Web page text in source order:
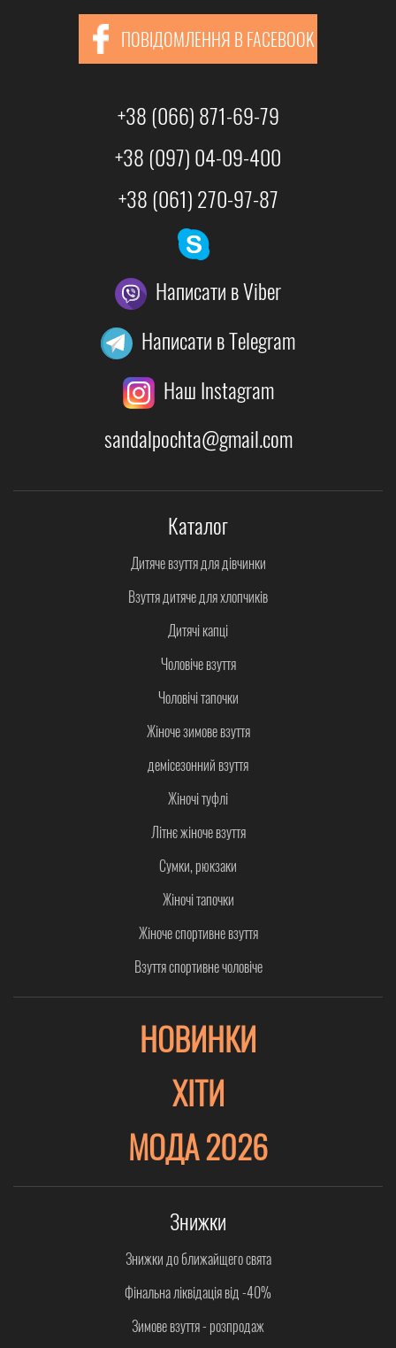
ПОВІДОМЛЕННЯ В FACEBOOK
+38 (066) 871-69-79
+38 (097) 04-09-400
+38 (061) 270-97-87
Написати в Viber
Написати в Telegram
Наш Instagram
sandalpochta@gmail.com
Каталог
Дитяче взуття для дівчинки
Взуття дитяче для хлопчиків
Дитячі капці
Чоловіче взуття
Чоловічі тапочки
Жіноче зимове взуття
демісезонний взуття
Жіночі туфлі
Літнє жіноче взуття
Сумки, рюкзаки
Жіночі тапочки
Жіноче спортивне взуття
Взуття спортивне чоловіче
НОВИНКИ
ХІТИ
МОДА 2026
Знижки
Знижки до ближайщего свята
Фінальна ліквідація від -40%
Зимове взуття - розпродаж